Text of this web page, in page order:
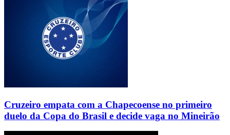
Cruzeiro empata com a Chapecoense no primeiro
duelo da Copa do Brasil e decide vaga no Mineirão